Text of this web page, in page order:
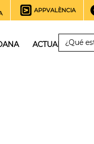
APPVALÈNCIA
ACTUALIDAD